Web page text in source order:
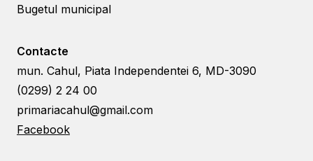
Bugetul municipal
Contacte
mun. Cahul, Piata Independentei 6, MD-3090
(0299) 2 24 00
primariacahul@gmail.com
Facebook